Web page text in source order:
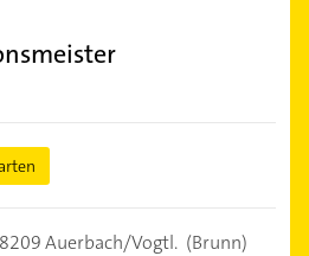
Auerbach/Vogtl. (Brunn)